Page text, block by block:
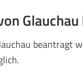
beantragt